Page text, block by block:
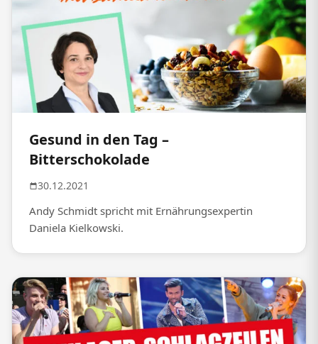
Gesund in den Tag –
Bitterschokolade
30.12.2021
Andy Schmidt spricht mit Ernährungsexpertin
Daniela Kielkowski.